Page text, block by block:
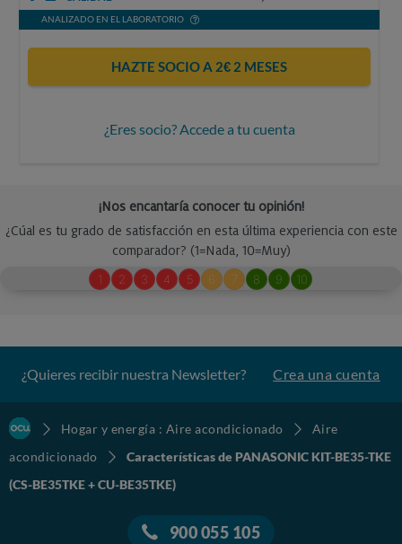
ANALIZADO EN EL LABORATORIO
HAZTE SOCIO A 2€ 2 MESES
¿Eres socio? Accede a tu cuenta
¿Quieres recibir nuestra Newsletter? Crea una cuenta
Hogar y energía : Aire acondicionado
Aire
acondicionado
Características de PANASONIC KIT-BE35-TKE
(CS-BE35TKE + CU-BE35TKE)
900 055 105